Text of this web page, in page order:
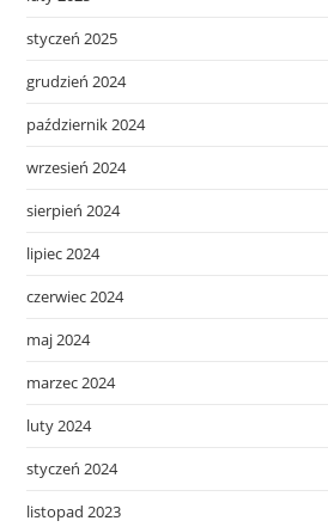
styczeń 2025
grudzień 2024
październik 2024
wrzesień 2024
sierpień 2024
lipiec 2024
czerwiec 2024
maj 2024
marzec 2024
luty 2024
styczeń 2024
listopad 2023